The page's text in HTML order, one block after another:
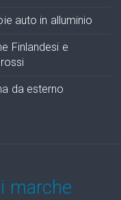
auto in alluminio
Finlandesi e
da esterno
marche